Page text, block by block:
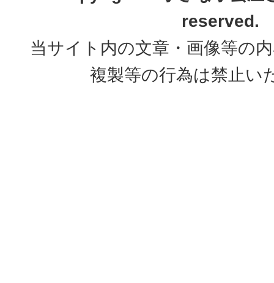
reserved.
当サイト内の文章・画像等の
複製等の行為は禁止い